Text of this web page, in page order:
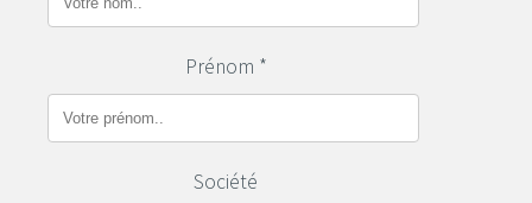
Prénom *
Société